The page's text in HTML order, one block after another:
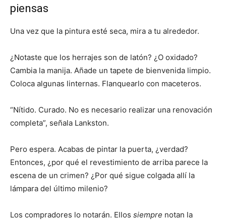
piensas
Una vez que la pintura esté seca, mira a tu alrededor.
¿Notaste que los herrajes son de latón? ¿O oxidado?
Cambia la manija. Añade un tapete de bienvenida limpio.
Coloca algunas linternas. Flanquearlo con maceteros.
“Nítido. Curado. No es necesario realizar una renovación
completa”, señala Lankston.
Pero espera. Acabas de pintar la puerta, ¿verdad?
Entonces, ¿por qué el revestimiento de arriba parece la
escena de un crimen? ¿Por qué sigue colgada allí la
lámpara del último milenio?
Los compradores lo notarán. Ellos siempre notan la